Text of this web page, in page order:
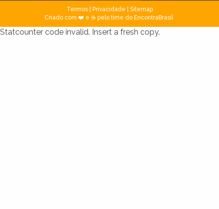
Termos| Privacidade
Sitemap
Criado com ❤️ e ☕ pelo time do EncontraBrasil
Statcounter code invalid. Insert a fresh copy.